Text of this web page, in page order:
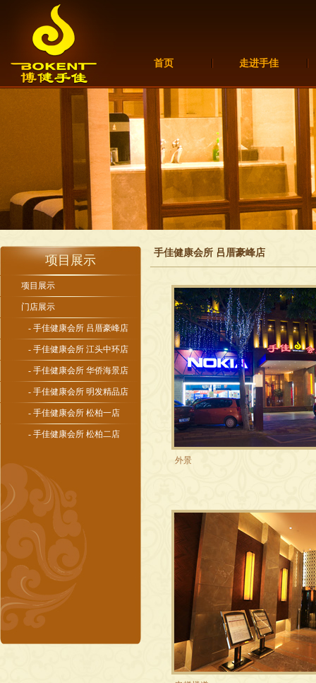
首页 走进手佳
项目展示
项目展示
门店展示
- 手佳健康会所 吕厝豪峰店
- 手佳健康会所 江头中环店
- 手佳健康会所 华侨海景店
- 手佳健康会所 明发精品店
- 手佳健康会所 松柏一店
- 手佳健康会所 松柏二店
手佳健康会所 吕厝豪峰店
外景